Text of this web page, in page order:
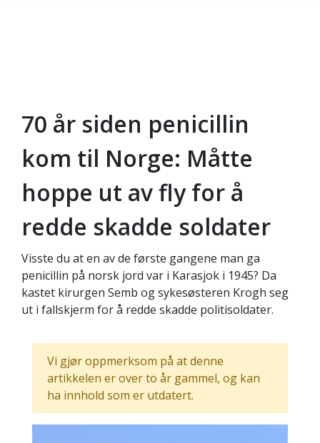
Gå til hovedinnhold
70 år siden penicillin
kom til Norge: Måtte
hoppe ut av fly for å
redde skadde soldater
Visste du at en av de første gangene man ga
penicillin på norsk jord var i Karasjok i 1945? Da
kastet kirurgen Semb og sykesøsteren Krogh seg
ut i fallskjerm for å redde skadde politisoldater.
Vi gjør oppmerksom på at denne
artikkelen er over to år gammel, og kan
ha innhold som er utdatert.